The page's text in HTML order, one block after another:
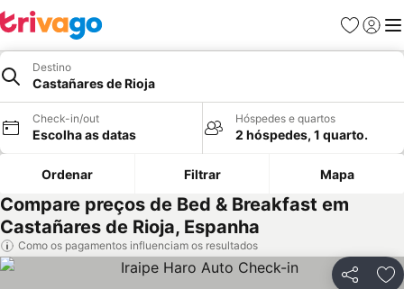
Favoritos
Iniciar
Destino
Castañares de Rioja
Check-in/out
Escolha as datas
Hóspedes e quartos
2 hóspedes, 1 quarto.
Ordenar Filtrar Mapa
Compare preços de Bed & Breakfast em
Castañares de Rioja, Espanha
Como os pagamentos influenciam os resultados
Partilhar